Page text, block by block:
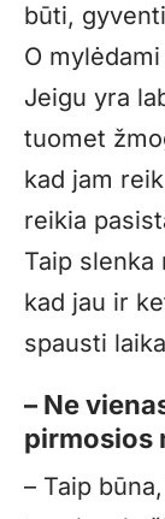
būti,
O
Jeigu yra
tuomet
kad jam
reikia
Taip slenka
kad jau ir
spausti
– Ne
pirmosios
– Taip